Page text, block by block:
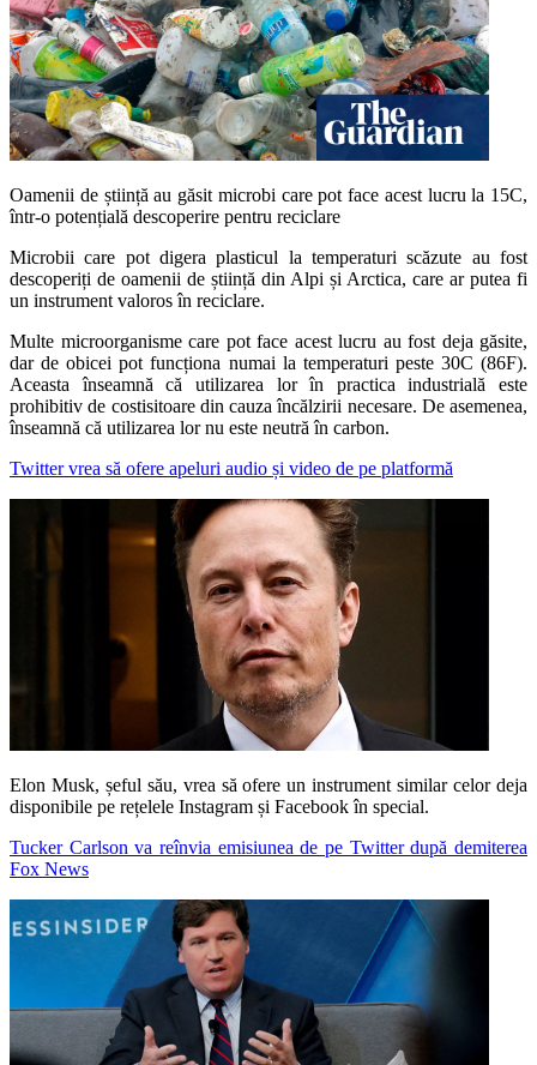
Oamenii de știință au găsit microbi care pot face acest lucru la 15C,
într-o potențială descoperire pentru reciclare
Microbii care pot digera plasticul la temperaturi scăzute au fost
descoperiți de oamenii de știință din Alpi și Arctica, care ar putea fi
un instrument valoros în reciclare.
Multe microorganisme care pot face acest lucru au fost deja găsite,
dar de obicei pot funcționa numai la temperaturi peste 30C (86F).
Aceasta înseamnă că utilizarea lor în practica industrială este
prohibitiv de costisitoare din cauza încălzirii necesare. De asemenea,
înseamnă că utilizarea lor nu este neutră în carbon.
Twitter vrea să ofere apeluri audio și video de pe platformă
Elon Musk, șeful său, vrea să ofere un instrument similar celor deja
disponibile pe rețelele Instagram și Facebook în special.
Tucker Carlson va reînvia emisiunea de pe Twitter după demiterea
Fox News